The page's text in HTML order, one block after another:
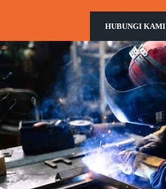
HUBUNGI KAMI